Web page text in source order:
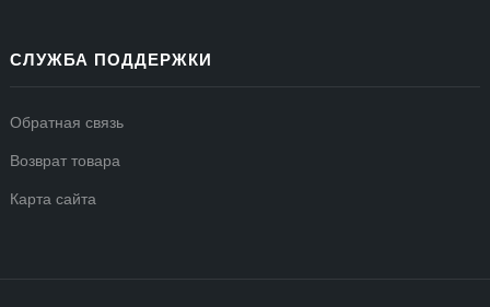
СЛУЖБА ПОДДЕРЖКИ
Обратная связь
Возврат товара
Карта сайта